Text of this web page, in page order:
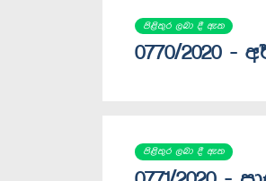
පිළිතුර ලබා දී ඇත
0770/2020
පිළිතුර ලබා දී ඇත